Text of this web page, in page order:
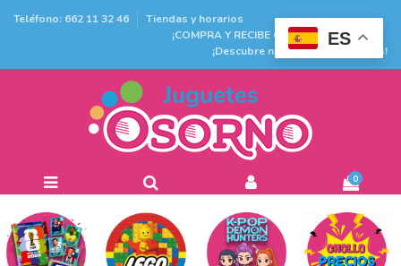
Teléfono: 662 11 32 46
Tiendas y horarios
¡COMPRA Y RECIBE GRATIS EN TIENDA!
¡Descubre nuestras promociones!
0
ES